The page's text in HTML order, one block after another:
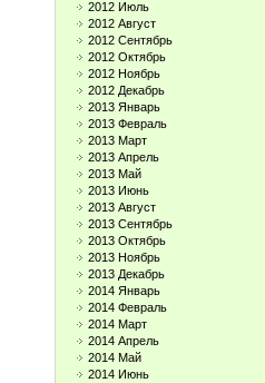
2012 Июль
2012 Август
2012 Сентябрь
2012 Октябрь
2012 Ноябрь
2012 Декабрь
2013 Январь
2013 Февраль
2013 Март
2013 Апрель
2013 Май
2013 Июнь
2013 Август
2013 Сентябрь
2013 Октябрь
2013 Ноябрь
2013 Декабрь
2014 Январь
2014 Февраль
2014 Март
2014 Апрель
2014 Май
2014 Июнь